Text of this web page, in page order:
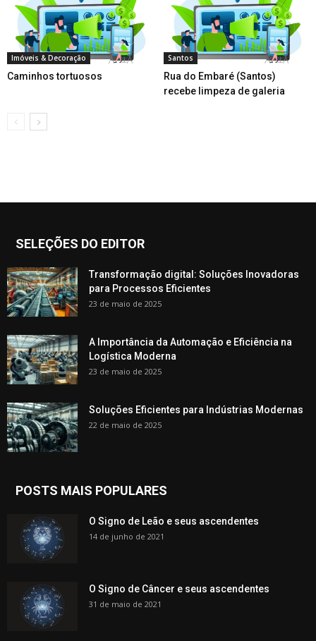
Imóveis & Decoração
Caminhos tortuosos
Santos
Rua do Embaré (Santos)
recebe limpeza de galeria
SELEÇÕES DO EDITOR
Transformação digital: Soluções Inovadoras
para Processos Eficientes
23 de maio de 2025
A Importância da Automação e Eficiência na
Logística Moderna
23 de maio de 2025
Soluções Eficientes para Indústrias Modernas
22 de maio de 2025
POSTS MAIS POPULARES
O Signo de Leão e seus ascendentes
14 de junho de 2021
O Signo de Câncer e seus ascendentes
31 de maio de 2021